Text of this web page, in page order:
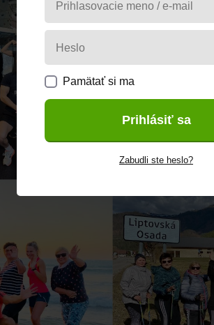
Pamätať si ma
Prihlásiť sa
Zabudli ste heslo?